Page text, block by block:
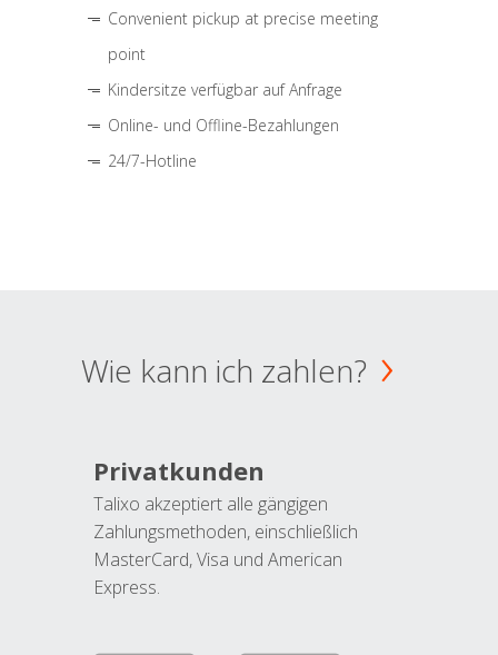
Convenient pickup at precise meeting
point
Kindersitze verfügbar auf Anfrage
Online- und Offline-Bezahlungen
24/7-Hotline
Wie kann ich zahlen?
Privatkunden
Talixo akzeptiert alle gängigen
Zahlungsmethoden, einschließlich
MasterCard, Visa und American
Express.